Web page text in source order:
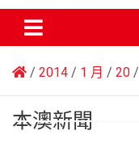
2014 1 月 20
本澳新聞